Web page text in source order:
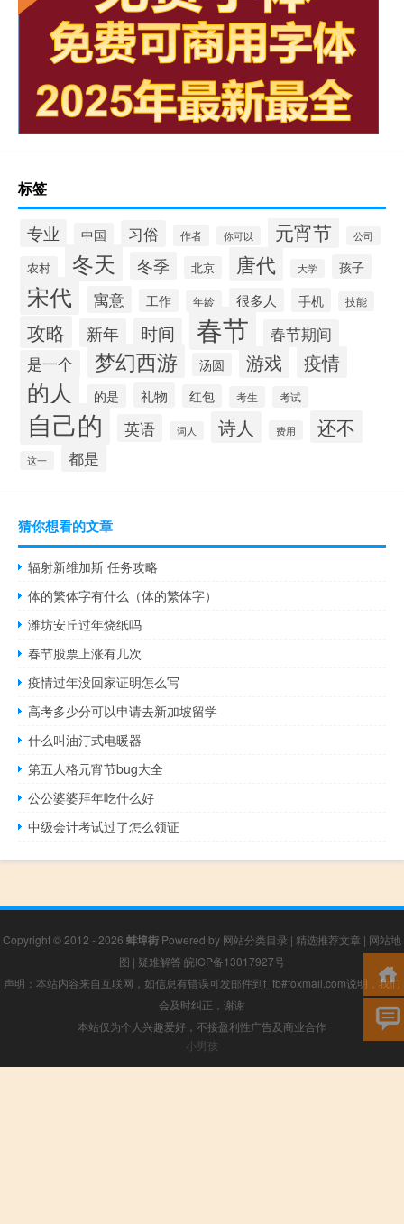
标签
专业 中国 习俗 作者 你可以 元宵节 公司
农村 冬天 冬季 北京 唐代 大学 孩子
宋代 寓意 工作 年龄 很多人 手机 技能
攻略 新年 时间 春节 春节期间
是一个 梦幻西游 汤圆 游戏 疫情
的人 的是 礼物 红包 考生 考试
自己的 英语 词人 诗人 费用 还不
这一 都是
猜你想看的文章
辐射新维加斯 任务攻略
体的繁体字有什么（体的繁体字）
潍坊安丘过年烧纸吗
春节股票上涨有几次
疫情过年没回家证明怎么写
高考多少分可以申请去新加坡留学
什么叫油汀式电暖器
第五人格元宵节bug大全
公公婆婆拜年吃什么好
中级会计考试过了怎么领证
Copyright © 2012 - 2026 蚌埠街 Powered by 网站分类目录 | 精选推荐文章 | 网站地
图 | 疑难解答 皖ICP备13017927号
声明：本站内容来自互联网，如信息有错误可发邮件到f_fb#foxmail.com说明，我们
会及时纠正，谢谢
本站仅为个人兴趣爱好，不接盈利性广告及商业合作
小男孩